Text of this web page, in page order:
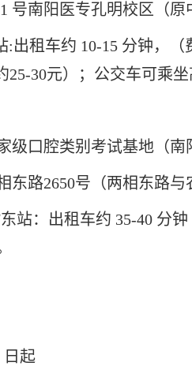
号南阳医专孔明校区（原
:出租车约 10-15 分钟，（
25-30元）；公交车可乘
级口腔类别考试基地（南
东路2650号（两相东路与
站：出租车约 35-40 分
日起